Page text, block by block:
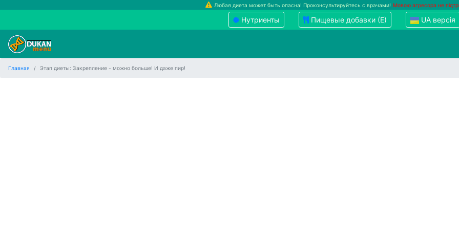
Любая диета может быть опасна! Проконсультируйтесь с врачами! Мовою агресора не
Нутриенты Пищевые добавки (Е) UA версія
Главная Этап диеты: Закрепление - можно больше! И даже пир!